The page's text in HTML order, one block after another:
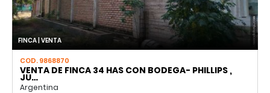
FINCA | VENTA
COD. 9868870
VENTA DE FINCA 34 HAS CON BODEGA- PHILLIPS ,
JU…
Argentina